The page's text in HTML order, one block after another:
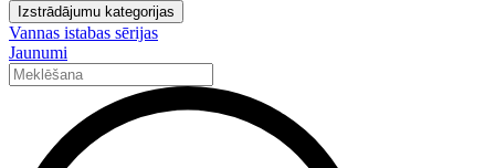
Izstrādājumu kategorijas
Vannas istabas sērijas
Jaunumi